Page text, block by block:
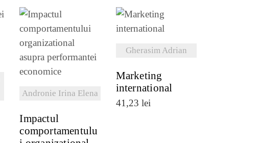
Andronie Irina Elena
VEZI DETALII
Impactul
comportamentulu
Gherasim Adrian
VEZI DETALII
Marketing
international
41,23 lei